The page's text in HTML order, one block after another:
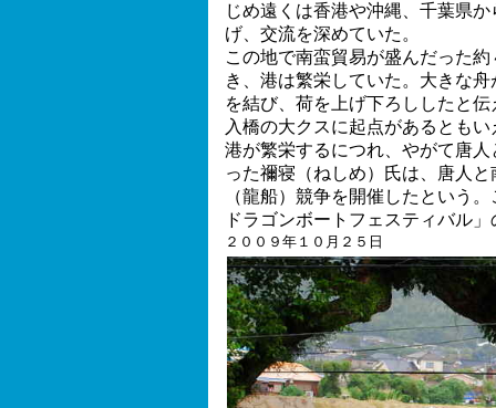
じめ遠くは香港や沖縄、千葉県
げ、交流を深めていた。
この地で南蛮貿易が盛んだった
き、港は繁栄していた。大きな
を結び、荷を上げ下ろししたと
入橋の大クスに起点があるともい
港が繁栄するにつれ、やがて唐
った禰寝（ねしめ）氏は、唐人
（龍船）競争を開催したという
ドラゴンボートフェスティバル
２００９年１０月２５日